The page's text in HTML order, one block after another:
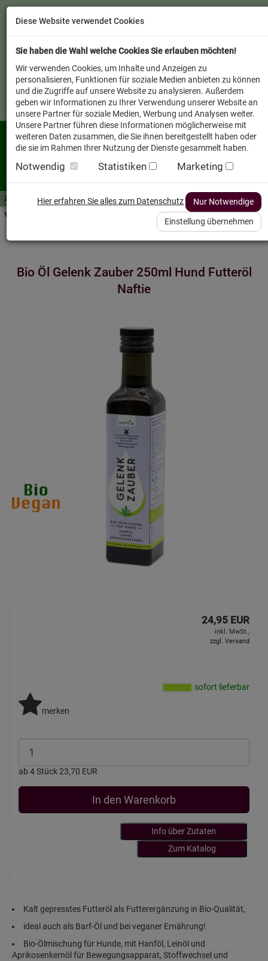
Zutaten A-Z Futterwissen mit Vorrat SPAREN AllesFinder
Service FAQ
Verkäufer vor Ort
Hund Futterzusätze
Bio Öl Gelenk Zauber 250ml Hund Futteröl
Naftie
24,95 EUR
inkl. MwSt.,
zzgl. Versand
sofort lieferbar
merken
ab 4 Stück 23,70 EUR
In den Warenkorb
Info über Zutaten
Zum Katalog
Kalt gepresstes Futteröl als Futterergänzung in Bio-Qualität,
ideal auch als Barf-Öl und bei veganer Ernährung!
Bio-Ölmischung für Hunde, mit Hanföl, Leinöl und
Aprikosenkernöl für Bewegungsapparat, Stoffwechsel und
Diese Website verwendet Cookies
Sie haben die Wahl welche Cookies Sie erlauben möchten!
Wir verwenden Cookies, um Inhalte und Anzeigen zu
personalisieren, Funktionen für soziale Medien anbieten zu können
und die Zugriffe auf unsere Website zu analysieren. Außerdem
geben wir Informationen zu Ihrer Verwendung unserer Website an
unsere Partner für soziale Medien, Werbung und Analysen weiter.
Unsere Partner führen diese Informationen möglicherweise mit
weiteren Daten zusammen, die Sie ihnen bereitgestellt haben oder
die sie im Rahmen Ihrer Nutzung der Dienste gesammelt haben.
Notwendig Statistiken Marketing
Hier erfahren Sie alles zum Datenschutz Nur Notwendige
Einstellung übernehmen